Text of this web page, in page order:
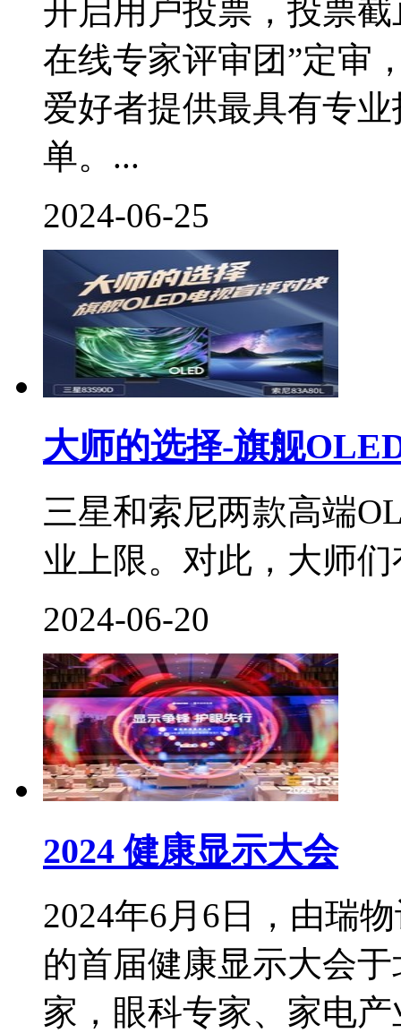
开启用户投票，投票
在线专家评审团”定审
爱好者提供最具有专
单。...
2024-06-25
大师的选择-旗舰
三星和索尼两款高端
业上限。对此，大师
2024-06-20
2024 健康显示大会
2024年6月6日，由瑞
的首届健康显示大会
家，眼科专家、家电